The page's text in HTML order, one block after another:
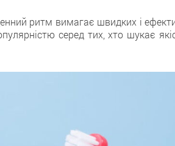
ритм вимагає швидких і
серед тих, хто шукає